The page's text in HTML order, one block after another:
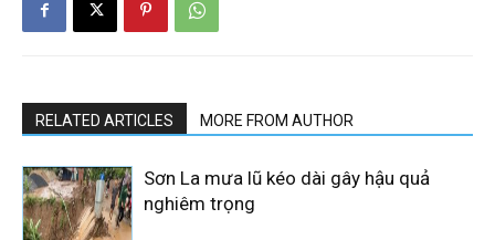
RELATED ARTICLES MORE FROM AUTHOR
Sơn La mưa lũ kéo dài gây hậu quả
nghiêm trọng